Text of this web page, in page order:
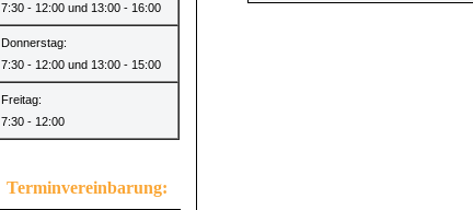
7:30 - 12:00 und 13:00 - 16:00
Donnerstag:
7:30 - 12:00 und 13:00 - 15:00
Freitag:
7:30 - 12:00
Terminvereinbarung: